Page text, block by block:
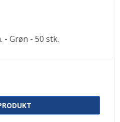
- Grøn - 50 stk.